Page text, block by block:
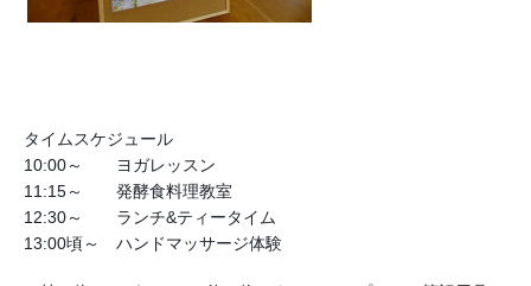
タイムスケジュール
10:00～　　ヨガレッスン
11:15～　　発酵食料理教室
12:30～　　ランチ&ティータイム
13:00頃～　ハンドマッサージ体験